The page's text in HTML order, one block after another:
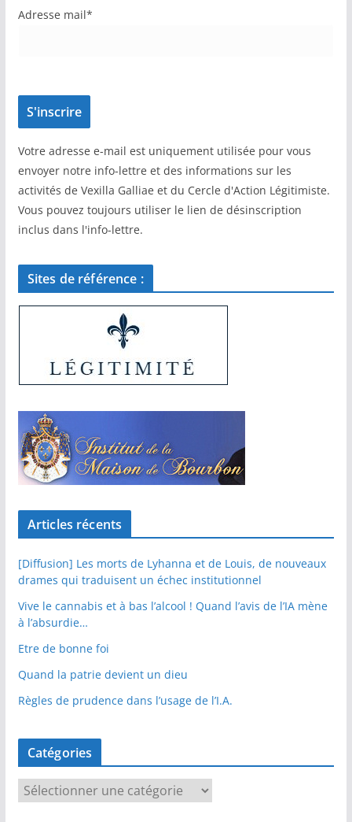
Adresse mail*
Votre adresse e-mail est uniquement utilisée pour vous
envoyer notre info-lettre et des informations sur les
activités de Vexilla Galliae et du Cercle d'Action Légitimiste.
Vous pouvez toujours utiliser le lien de désinscription
inclus dans l'info-lettre.
Sites de référence :
Articles récents
[Diffusion] Les morts de Lyhanna et de Louis, de nouveaux
drames qui traduisent un échec institutionnel
Vive le cannabis et à bas l’alcool ! Quand l’avis de l’IA mène
à l’absurdie…
Etre de bonne foi
Quand la patrie devient un dieu
Règles de prudence dans l’usage de l’I.A.
Catégories